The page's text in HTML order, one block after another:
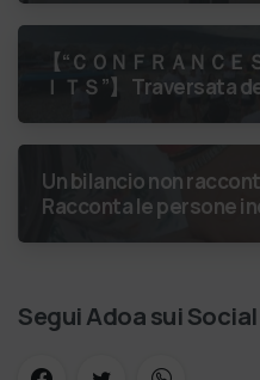
【 “ＣＯＮＦＲＡＮＣ
ＩＴＳ”】 Traversata dello Stretto di
Un bilancio non
Racconta le persone
Segui Adoa sui Social